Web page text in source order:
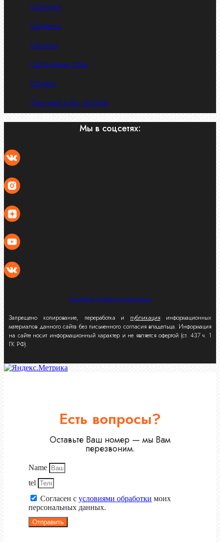
Шпильки
Шплинты
Шпонки
Шпоночная сталь
Штифты
Латунный и бр. крепеж
Мы в соцсетях:
Политика конфиденциальности
Запрещено копирование, переработка и публикация информационных
материалов данного сайта без письменного согласия владельца. Информация
на сайте носит информационный характер и не является офертой (ст. 437 ч. 1
ГК РФ).
Есть вопросы?
Оставьте Ваш номер — мы Вам
перезвоним.
Name
tel
Согласен с условиями обработки моих
персональных данных.
Отправить